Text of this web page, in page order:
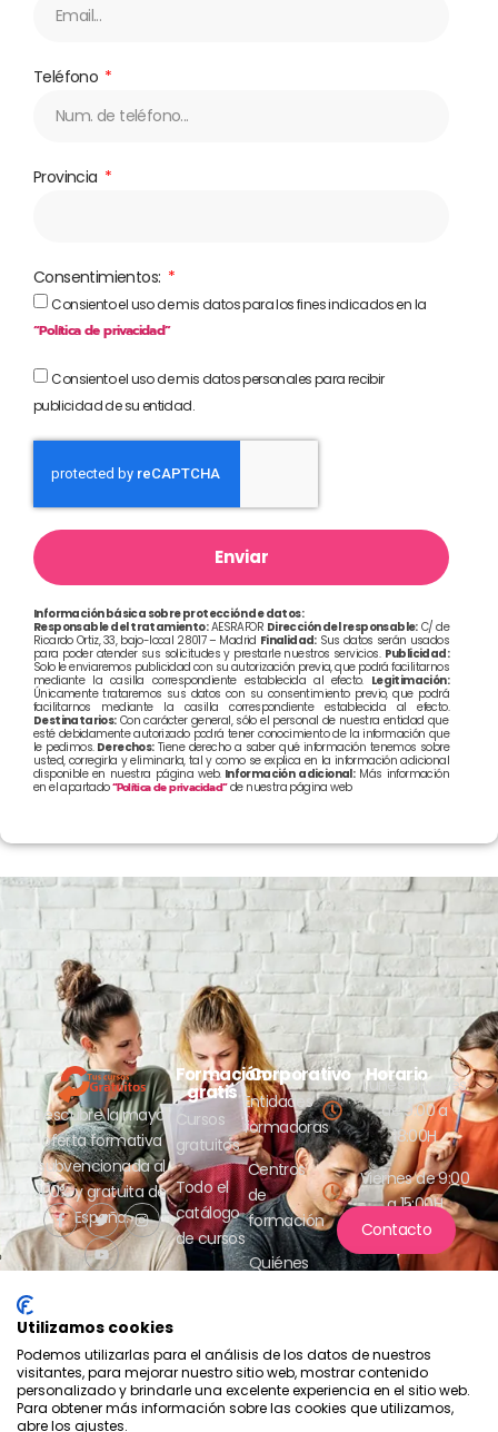
Teléfono
Provincia
Consentimientos:
Consiento el uso de mis datos para los fines indicados en la
“Política de privacidad”
Consiento el uso de mis datos personales para recibir
publicidad de su entidad.
Enviar
Información básica sobre protección de datos:
Responsable del tratamiento:AESRAFOR Dirección del responsable:C/ de
Ricardo Ortiz, 33, bajo-local 28017 – Madrid Finalidad:Sus datos serán usados
para poder atender sus solicitudes y prestarle nuestros servicios. Publicidad:
Solo le enviaremos publicidad con su autorización previa, que podrá facilitarnos
mediante la casilla correspondiente establecida al efecto. Legitimación:
Únicamente trataremos sus datos con su consentimiento previo, que podrá
facilitarnos mediante la casilla correspondiente establecida al efecto.
Destinatarios:Con carácter general, sólo el personal de nuestra entidad que
esté debidamente autorizado podrá tener conocimiento de la información que
le pedimos.Derechos:Tiene derecho a saber qué información tenemos sobre
usted, corregirla y eliminarla, tal y como se explica en la información adicional
disponible en nuestra página web.Información adicional:Más información
en el apartado“Política de privacidad”de nuestra página web
Descubre la mayor
oferta formativa
subvencionada al
100% y gratuita de
España.
Formación
gratis
Cursos
gratuitos
Todo el
catálogo
de cursos
Corporativo
Entidades
formadoras
Centros
de
formación
Quiénes
Horario
Lunes a jueves
de 9:00 a
18:00H
Viernes de 9:00
a 15:00H
Contacto
Utilizamos cookies
Podemos utilizarlas para el análisis de los datos de nuestros
visitantes, para mejorar nuestro sitio web, mostrar contenido
personalizado y brindarle una excelente experiencia en el sitio web.
Para obtener más información sobre las cookies que utilizamos,
abre los ajustes.